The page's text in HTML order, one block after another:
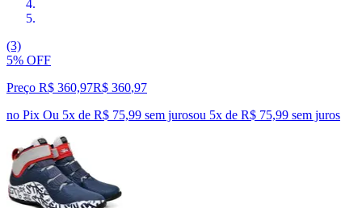
(3)
5% OFF
Preço R$ 360,97R$ 360,97
no Pix Ou 5x de R$ 75,99 sem jurosou 5x de R$ 75,99 sem juros